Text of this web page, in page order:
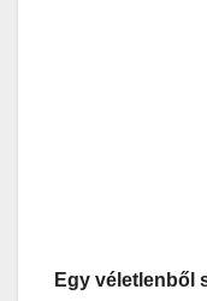
Egy véletlenből